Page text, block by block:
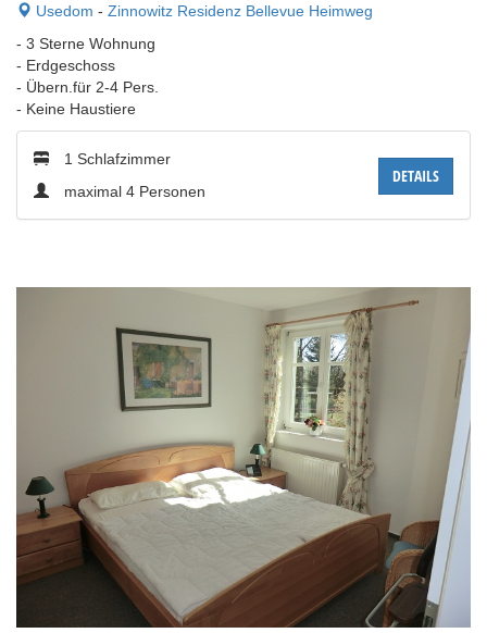
Usedom - Zinnowitz Residenz Bellevue Heimweg
- 3 Sterne Wohnung
- Erdgeschoss
- Übern.für 2-4 Pers.
- Keine Haustiere
DETAILS
1 Schlafzimmer
maximal 4 Personen